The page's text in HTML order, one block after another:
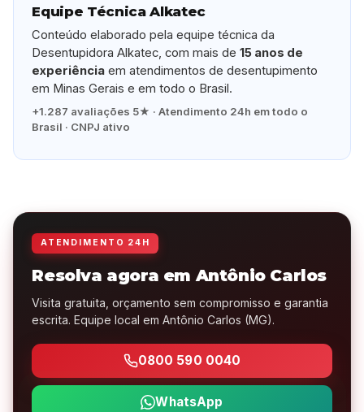
Equipe Técnica Alkatec
Conteúdo elaborado pela equipe técnica da
Desentupidora Alkatec, com mais de15 anos de
experiência em atendimentos de desentupimento
em Minas Gerais e em todo o Brasil.
+1.287 avaliações 5★ · Atendimento 24h em todo o
Brasil · CNPJ ativo
ATENDIMENTO 24H
Resolva agora em Antônio Carlos
Visita gratuita, orçamento sem compromisso e garantia
escrita. Equipe local em Antônio Carlos (MG).
0800 590 0040
WhatsApp